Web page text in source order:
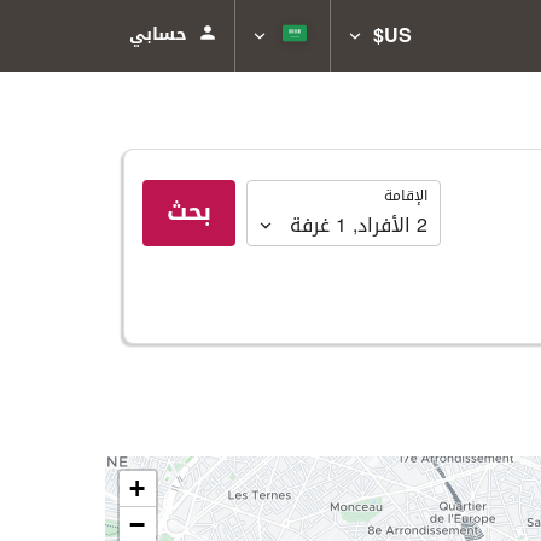
US$
حسابي
الإقامة
الإقامة
2 الأفراد,
1غرفة بحث
+
−